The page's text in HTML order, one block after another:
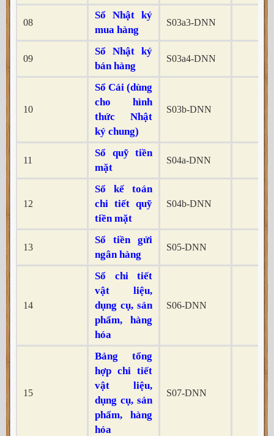
08
Sổ Nhật ký
mua hàng
S03a3-DNN
09
Sổ Nhật ký
bán hàng
S03a4-DNN x
10
Sổ Cái (dùng
cho hình
thức Nhật
ký chung)
S03b-DNN
11
Sổ quỹ tiền
mặt
S04a-DNN x
12
Sổ kế toán
chi tiết quỹ
tiền mặt
S04b-DNN
13
Sổ tiền gửi
ngân hàng
S05-DNN
14
Sổ chi tiết
vật liệu,
dụng cụ, sản
phẩm, hàng
hóa
S06-DNN x
15
Bảng tổng
hợp chi tiết
vật liệu,
dụng cụ, sản
phẩm, hàng
hóa
S07-DNN